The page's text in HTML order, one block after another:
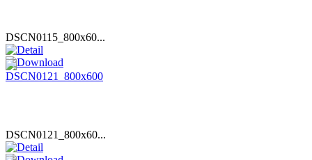
DSCN0115_800x60...
DSCN0121_800x60...